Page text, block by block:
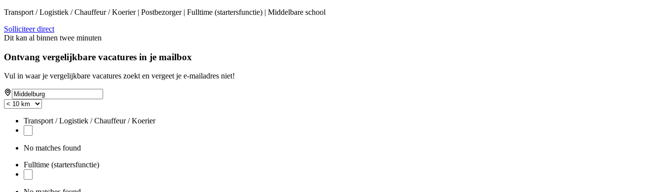
Transport / Logistiek / Chauffeur / Koerier | Postbezorger | Fulltime (startersfunctie) | Middelbare school
Solliciteer direct
Dit kan al binnen twee minuten
Ontvang vergelijkbare vacatures in je mailbox
Vul in waar je vergelijkbare vacatures zoekt en vergeet je e-mailadres niet!
Transport / Logistiek / Chauffeur / Koerier
No matches found
Fulltime (startersfunctie)